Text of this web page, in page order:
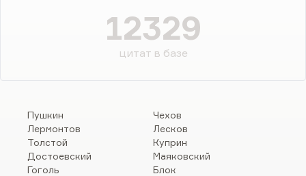
12329
цитат в базе
Пушкин
Лермонтов
Толстой
Достоевский
Гоголь
Чехов
Лесков
Куприн
Маяковский
Блок